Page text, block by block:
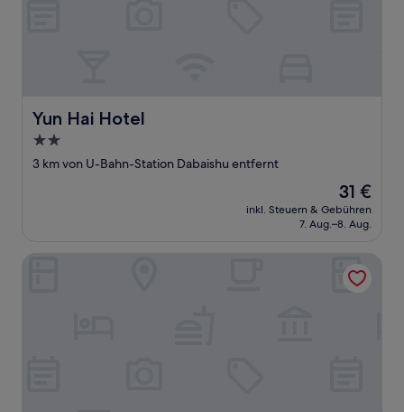
Yun Hai Hotel
Yun Hai Hotel
2.0-
Sterne-
3 km von U-Bahn-Station Dabaishu entfernt
Der
Preis
beträgt
31 €
inkl. Steuern & Gebühren
7. Aug.–8. Aug.